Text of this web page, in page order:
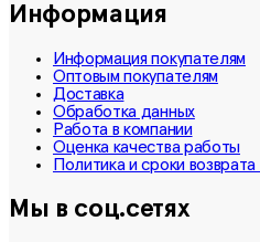
Информация
Информация покупателям
Оптовым покупателям
Доставка
Обработка данных
Работа в компании
Оценка качества работы
Политика и сроки возврата
Мы в соц.сетях